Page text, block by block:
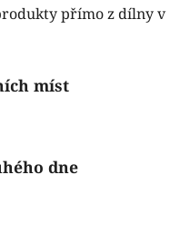
přímo z dílny v
míst
dne